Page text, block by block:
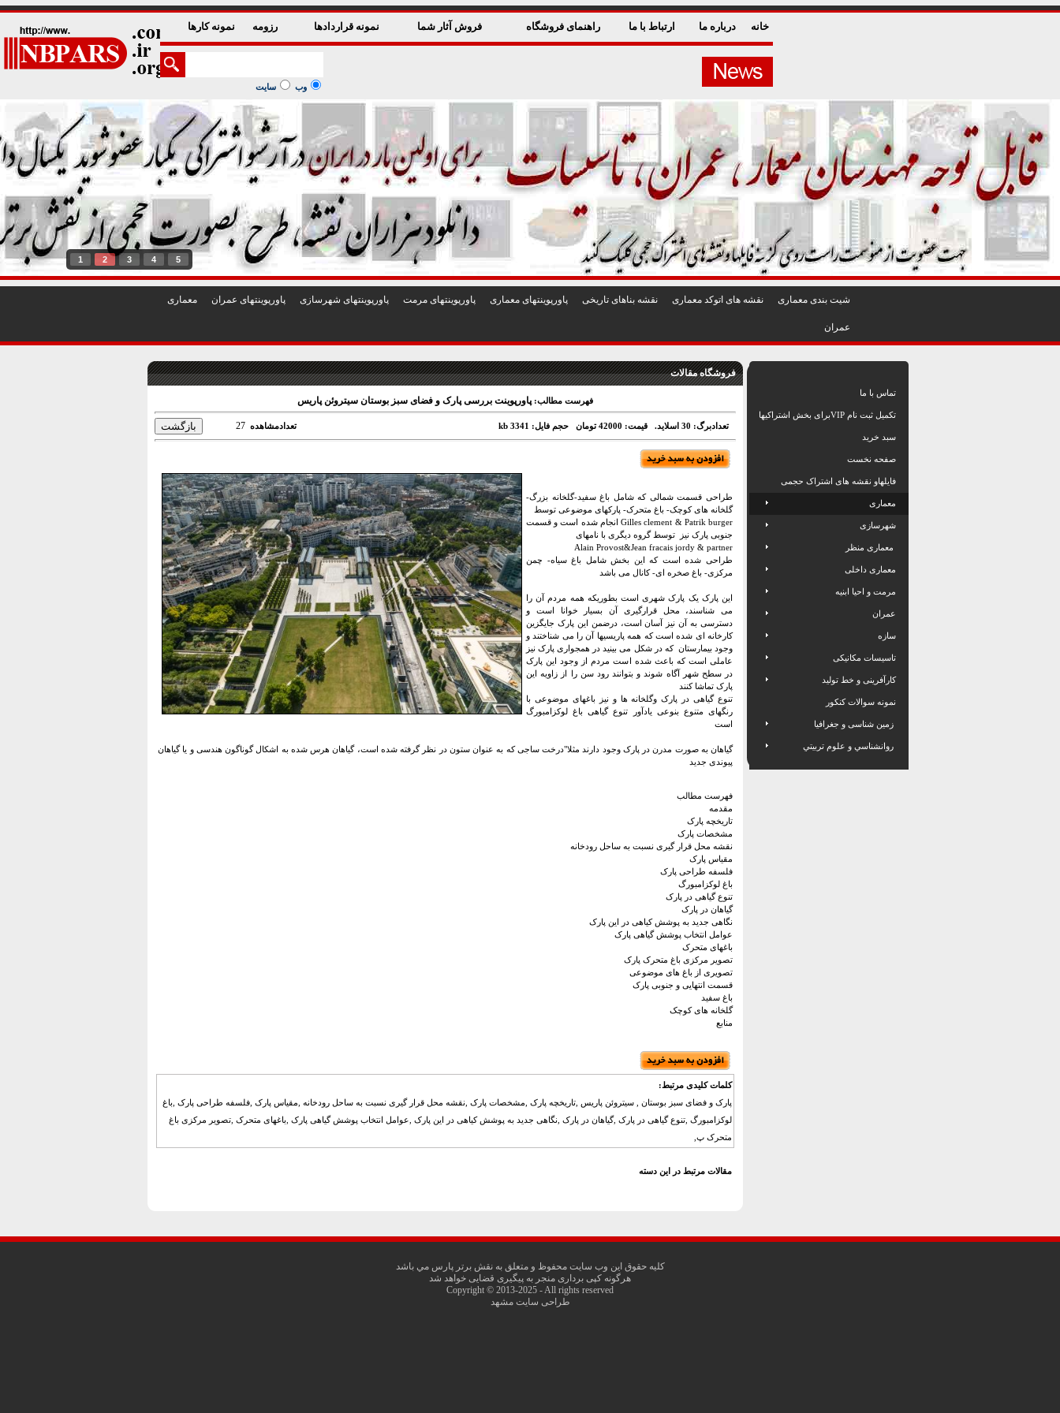
خانه درباره ما ارتباط با ما راهنمای فروشگاه فروش آثار شما نمونه قراردادها رزومه نمونه کارها
وب سایت
1 2 3 4 5
شيت بندی معماری نقشه های اتوکد معماری نقشه بناهای تاريخی پاورپوينتهای معماری پاورپوينتهای مرمت پاورپوينتهای شهرسازی پاورپوينتهای عمران معماری
عمران
فروشگاه مقالات
فهرست مطالب: پاورپوینت بررسی پارک و فضای سبز بوستان سیتروئن پاریس
تعدادبرگ: 30 اسلاید. قیمت: 42000 تومان حجم فایل: 3341 kb تعدادمشاهده 27
طراحی قسمت شمالی که شامل باغ سفید-گلخانه بزرگ-
گلخانه های کوچک- باغ متحرک- پارکهای موضوعی توسط
Gilles clement & Patrik burger انجام شده است و قسمت
جنوبی پارک نیز توسط گروه دیگری با نامهای
Alain Provost&Jean fracais jordy & partner
طراحی شده است که این بخش شامل باغ سیاه- چمن
مرکزی- باغ صخره ای- کانال می باشد
این پارک یک پارک شهری است بطوریکه همه مردم آن را
می شناسند، محل قرارگیری آن بسیار خوانا است و
دسترسی به آن نیز آسان است، درضمن این پارک جایگزین
کارخانه ای شده است که همه پاریسیها آن را می شناختند و
وجود بیمارستان که در شکل می بینید در همجواری پارک نیز
عاملی است که باعث شده است مردم از وجود این پارک
در سطح شهر آگاه شوند و بتوانند رود سن را از زاویه این
پارک تماشا کنند
تنوع گیاهی در پارک وگلخانه ها و نیز باغهای موضوعی با
رنگهای متنوع بنوعی یادآور تنوع گیاهی باغ لوکزامبورگ
است
گیاهان به صورت مدرن در پارک وجود دارند مثلا"درخت ساجی که به عنوان ستون در نظر گرفته شده است، گیاهان هرس شده به اشکال گوناگون هندسی و یا گیاهان
پیوندی جدید
فهرست مطالب
مقدمه
تاریخچه پارک
مشخصات پارک
نقشه محل قرار گیری نسبت به ساحل رودخانه
مقیاس پارک
فلسفه طراحی پارک
باغ لوکزامبورگ
تنوع گیاهی در پارک
گیاهان در پارک
نگاهی جدید به پوشش کیاهی در این پارک
عوامل انتخاب پوشش گیاهی پارک
باغهای متحرک
تصویر مرکزی باغ متحرک پارک
تصویری از باغ های موضوعی
قسمت انتهایی و جنوبی پارک
باغ سفید
گلخانه های کوچک
منابع
کلمات کلیدی مرتبط:
پارک و فضای سبز بوستان , سیتروئن پاریس ,تاریخچه پارک ,مشخصات پارک ,نقشه محل قرار گیری نسبت به ساحل رودخانه ,مقیاس پارک ,فلسفه طراحی پارک ,باغ
لوکزامبورگ ,تنوع گیاهی در پارک ,گیاهان در پارک ,نگاهی جدید به پوشش کیاهی در این پارک ,عوامل انتخاب پوشش گیاهی پارک ,باغهای متحرک ,تصویر مرکزی باغ
متحرک پ,
مقالات مرتبط در این دسته
تماس با ما
تکمیل ثبت نام VIPبرای بخش اشتراکیها
سبد خرید
صفحه نخست
فایلهاو نقشه های اشتراک حجمی
معماری
شهرسازی
معماری منظر
معماری داخلی
مرمت و احیا ابنیه
عمران
سازه
تاسیسات مکانیکی
کارآفرینی و خط تولید
نمونه سوالات کنکور
زمین شناسی و جغرافیا
روانشناسي و علوم تربيتي
کليه حقوق اين وب سايت محفوظ و متعلق به نقش برتر پارس مي باشد
هرگونه کپی برداری منجر به پیگیری قضایی خواهد شد
Copyright © 2013-2025 - All rights reserved
طراحی سایت مشهد